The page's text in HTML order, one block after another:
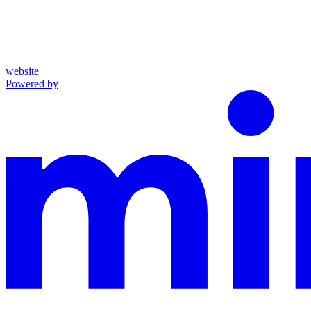
website
Powered by